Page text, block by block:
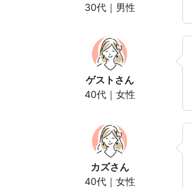
30代｜男性
ゲスト さん
40代｜女性
カズさん
40代｜女性